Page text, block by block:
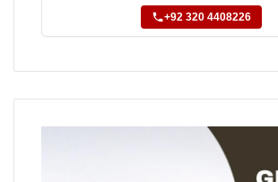
+92 320 4408226